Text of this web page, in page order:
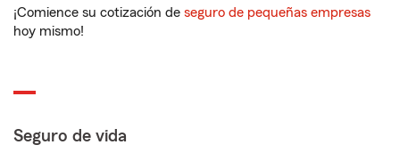
¡Comience su cotización de seguro de pequeñas empresas
hoy mismo!
Seguro de vida